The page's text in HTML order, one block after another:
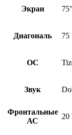
Экран
Диагональ 75
ОС
Звук
Фронтальные
АС
20